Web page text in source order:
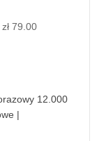
zł 79.00
12.000
|